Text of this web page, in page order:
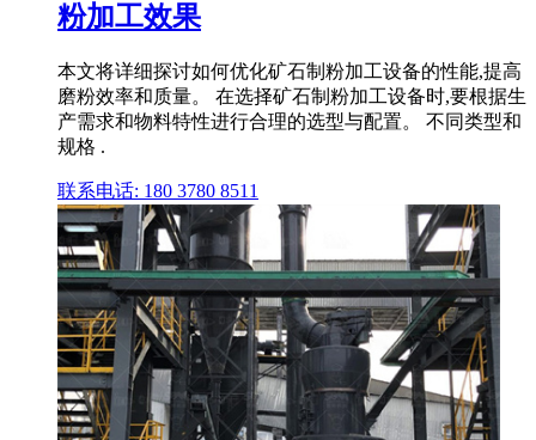
粉加工效果
本文将详细探讨如何优化矿石制粉加工设备的性能,提高
磨粉效率和质量。 在选择矿石制粉加工设备时,要根据生
产需求和物料特性进行合理的选型与配置。 不同类型和
规格 .
联系电话: 180 3780 8511